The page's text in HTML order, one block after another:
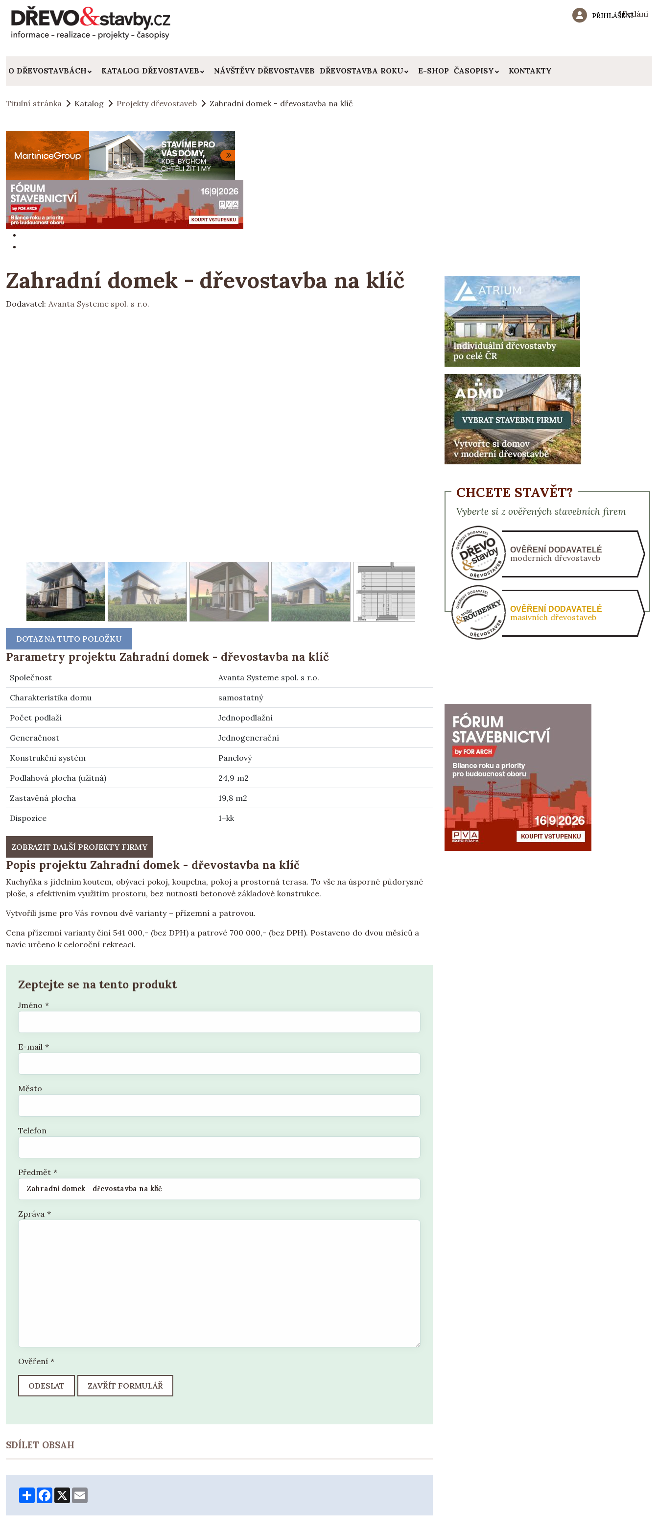
Hledání
PŘIHLÁŠENÍ
O DŘEVOSTAVBÁCH KATALOG DŘEVOSTAVEB NÁVŠTĚVY DŘEVOSTAVEB DŘEVOSTAVBA ROKU E-SHOP ČASOPISY KONTAKTY
Titulní stránka Katalog Projekty dřevostaveb Zahradní domek - dřevostavba na klíč
Zahradní domek - dřevostavba na klíč
Dodavatel: Avanta Systeme spol. s r.o.
DOTAZ NA TUTO POLOŽKU
Parametry projektu Zahradní domek - dřevostavba na klíč
Společnost Avanta Systeme spol. s r.o.
Charakteristika domu samostatný
Počet podlaží Jednopodlažní
Generačnost Jednogenerační
Konstrukční systém Panelový
Podlahová plocha (užitná) 24,9 m2
Zastavěná plocha 19,8 m2
Dispozice 1+kk
ZOBRAZIT DALŠÍ PROJEKTY FIRMY
Popis projektu Zahradní domek - dřevostavba na klíč
Kuchyňka s jídelním koutem, obývací pokoj, koupelna, pokoj a prostorná terasa. To vše na úsporné půdorysné
ploše, s efektivním využitím prostoru, bez nutnosti betonové základové konstrukce.
Vytvořili jsme pro Vás rovnou dvě varianty – přízemní a patrovou.
Cena přízemní varianty činí 541 000,- (bez DPH) a patrové 700 000,- (bez DPH). Postaveno do dvou měsíců a
navíc určeno k celoroční rekreaci.
Zeptejte se na tento produkt
Jméno *
E-mail *
Město
Telefon
Předmět *
Zpráva *
Ověření *
ODESLAT ZAVŘÍT FORMULÁŘ
SDÍLET OBSAH
ShareFacebook
X
CHCETE STAVĚT?
Vyberte si z ověřených stavebních firem
OVĚŘENÍ DODAVATELÉ
moderních dřevostaveb
OVĚŘENÍ DODAVATELÉ
masivních dřevostaveb